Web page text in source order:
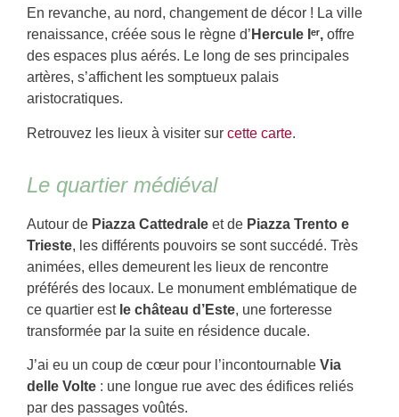
En revanche, au nord, changement de décor ! La ville
renaissance, créée sous le règne d’ Hercule Iᵉʳ, offre
des espaces plus aérés. Le long de ses principales
artères, s’affichent les somptueux palais
aristocratiques.
Retrouvez les lieux à visiter sur cette carte.
Le quartier médiéval
Autour de Piazza Cattedrale et de Piazza Trento e
Trieste, les différents pouvoirs se sont succédé. Très
animées, elles demeurent les lieux de rencontre
préférés des locaux. Le monument emblématique de
ce quartier est le château d’Este, une forteresse
transformée par la suite en résidence ducale.
J’ai eu un coup de cœur pour l’incontournable Via
delle Volte : une longue rue avec des édifices reliés
par des passages voûtés.